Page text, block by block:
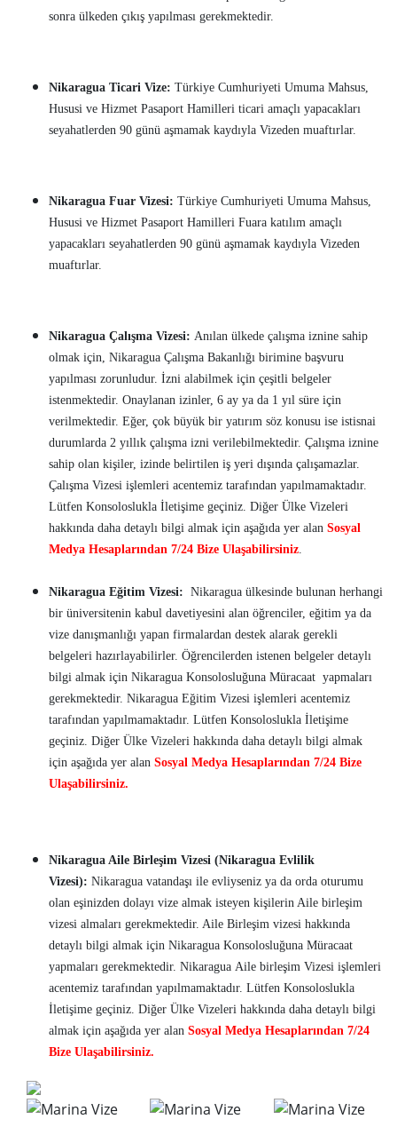
sonra ülkeden çıkış yapılması gerekmektedir.
Nikaragua Ticari Vize: Türkiye Cumhuriyeti Umuma Mahsus,
Hususi ve Hizmet Pasaport Hamilleri ticari amaçlı yapacakları
seyahatlerden 90 günü aşmamak kaydıyla Vizeden muaftırlar.
Nikaragua Fuar Vizesi: Türkiye Cumhuriyeti Umuma Mahsus,
Hususi ve Hizmet Pasaport Hamilleri Fuara katılım amaçlı
yapacakları seyahatlerden 90 günü aşmamak kaydıyla Vizeden
muaftırlar.
Nikaragua Çalışma Vizesi: Anılan ülkede çalışma iznine sahip
olmak için, Nikaragua Çalışma Bakanlığı birimine başvuru
yapılması zorunludur. İzni alabilmek için çeşitli belgeler
istenmektedir. Onaylanan izinler, 6 ay ya da 1 yıl süre için
verilmektedir. Eğer, çok büyük bir yatırım söz konusu ise istisnai
durumlarda 2 yıllık çalışma izni verilebilmektedir. Çalışma iznine
sahip olan kişiler, izinde belirtilen iş yeri dışında çalışamazlar.
Çalışma Vizesi işlemleri acentemiz tarafından yapılmamaktadır.
Lütfen Konsoloslukla İletişime geçiniz. Diğer Ülke Vizeleri
hakkında daha detaylı bilgi almak için aşağıda yer alan Sosyal
Medya Hesaplarından 7/24 Bize Ulaşabilirsiniz.
Nikaragua Eğitim Vizesi: Nikaragua ülkesinde bulunan herhangi
bir üniversitenin kabul davetiyesini alan öğrenciler, eğitim ya da
vize danışmanlığı yapan firmalardan destek alarak gerekli
belgeleri hazırlayabilirler. Öğrencilerden istenen belgeler detaylı
bilgi almak için Nikaragua Konsolosluğuna Müracaat yapmaları
gerekmektedir. Nikaragua Eğitim Vizesi işlemleri acentemiz
tarafından yapılmamaktadır. Lütfen Konsoloslukla İletişime
geçiniz. Diğer Ülke Vizeleri hakkında daha detaylı bilgi almak
için aşağıda yer alan Sosyal Medya Hesaplarından 7/24 Bize
Ulaşabilirsiniz.
Nikaragua Aile Birleşim Vizesi (Nikaragua Evlilik
Vizesi): Nikaragua vatandaşı ile evliyseniz ya da orda oturumu
olan eşinizden dolayı vize almak isteyen kişilerin Aile birleşim
vizesi almaları gerekmektedir. Aile Birleşim vizesi hakkında
detaylı bilgi almak için Nikaragua Konsolosluğuna Müracaat
yapmaları gerekmektedir. Nikaragua Aile birleşim Vizesi işlemleri
acentemiz tarafından yapılmamaktadır. Lütfen Konsoloslukla
İletişime geçiniz. Diğer Ülke Vizeleri hakkında daha detaylı bilgi
almak için aşağıda yer alan Sosyal Medya Hesaplarından 7/24
Bize Ulaşabilirsiniz.